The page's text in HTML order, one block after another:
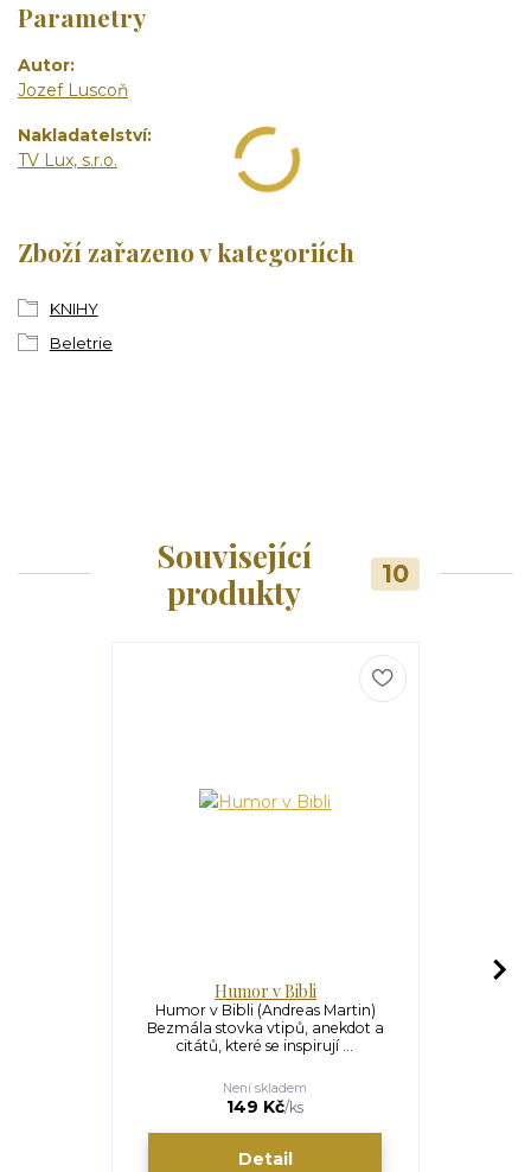
Parametry
Autor
Jozef Luscoň
Nakladatelství
TV Lux, s.r.o.
Zboží zařazeno v kategoriích
KNIHY
Beletrie
Související
produkty
10
Humor v Bibli
Humor v Bibli (Andreas Martin)
Bezmála stovka vtipů, anekdot a
citátů, které se inspirují ...
149 Kč/ks
Není skladem
Detail